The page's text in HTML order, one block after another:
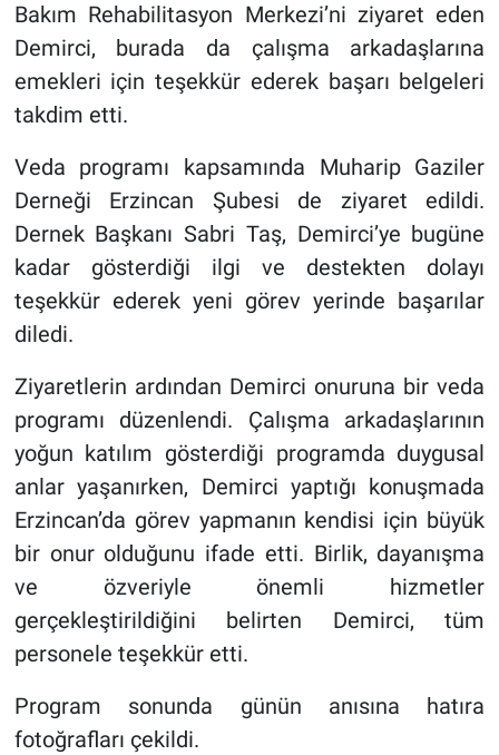
Bakım Rehabilitasyon Merkezi’ni ziyaret eden
Demirci, burada da çalışma arkadaşlarına
emekleri için teşekkür ederek başarı belgeleri
takdim etti.
Veda programı kapsamında Muharip Gaziler
Derneği Erzincan Şubesi de ziyaret edildi.
Dernek Başkanı Sabri Taş, Demirci’ye bugüne
kadar gösterdiği ilgi ve destekten dolayı
teşekkür ederek yeni görev yerinde başarılar
diledi.
Ziyaretlerin ardından Demirci onuruna bir veda
programı düzenlendi. Çalışma arkadaşlarının
yoğun katılım gösterdiği programda duygusal
anlar yaşanırken, Demirci yaptığı konuşmada
Erzincan’da görev yapmanın kendisi için büyük
bir onur olduğunu ifade etti. Birlik, dayanışma
ve özveriyle önemli hizmetler
gerçekleştirildiğini belirten Demirci, tüm
personele teşekkür etti.
Program sonunda günün anısına hatıra
fotoğrafları çekildi.